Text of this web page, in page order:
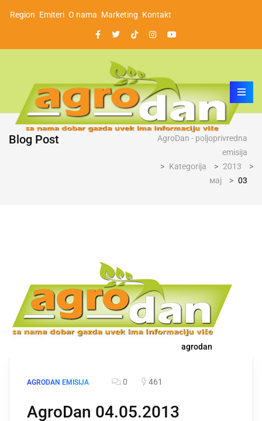
Region Emiteri O nama Marketing Kontakt
Blog Post
AgroDan - poljoprivredna
emisija
> Kategorija > 2013
>
мај
> 03
agrodan
AGRODAN EMISIJA 0 461
AgroDan 04.05.2013